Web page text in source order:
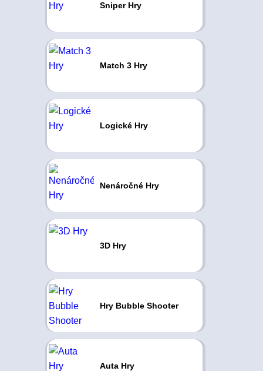
Sniper Hry
Match 3 Hry
Logické Hry
Nenáročné Hry
3D Hry
Hry Bubble Shooter
Auta Hry